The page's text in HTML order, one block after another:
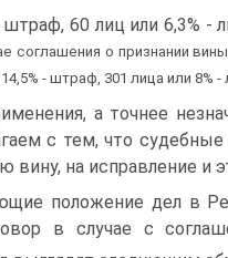
60 лиц или 6,3% -
соглашения о признании
- штраф, 301 лица или 8%
а точнее
с тем, что
на исправление и
положение дел в
в случае с